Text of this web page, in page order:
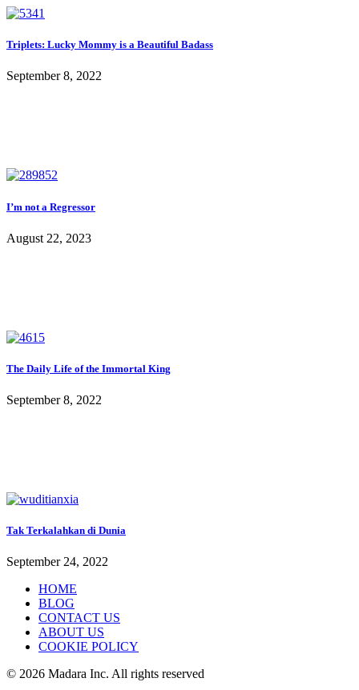
Triplets: Lucky Mommy is a Beautiful Badass
September 8, 2022
I’m not a Regressor
August 22, 2023
The Daily Life of the Immortal King
September 8, 2022
Tak Terkalahkan di Dunia
September 24, 2022
HOME
BLOG
CONTACT US
ABOUT US
COOKIE POLICY
© 2026 Madara Inc. All rights reserved